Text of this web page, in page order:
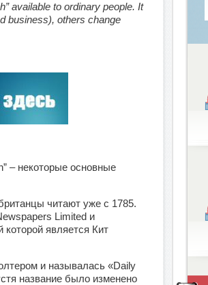
available to ordinary people. It
business), others change
– некоторые основные
читают уже с 1785.
Limited и
которой является Кит
и называлась «Daily
название было изменено